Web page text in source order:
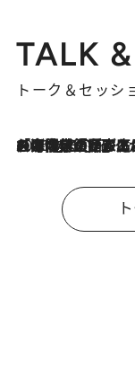
TALK
トーク＆セッシ
2026.8.3
「今後値上げがあるとすれば…」「リスクがあるのは今年の冬」エネルギー専門家が語る、ホルムズ海峡封鎖が家庭にもたらす“ある心配”